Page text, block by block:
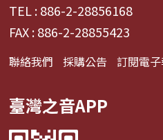
TEL : 886-2-28856168
FAX : 886-2-28855423
聯絡我們 採購公告 訂閱電
臺灣之音APP